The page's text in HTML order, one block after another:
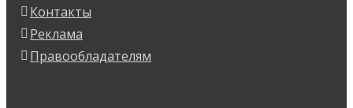
Контакты
Реклама
Правообладателям